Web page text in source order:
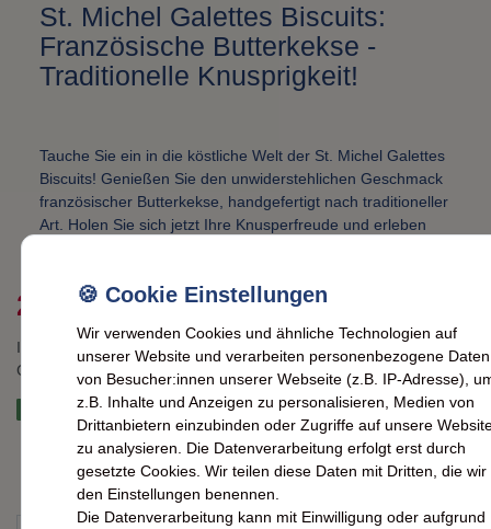
St. Michel Galettes Biscuits:
Französische Butterkekse -
Traditionelle Knusprigkeit!
Tauche Sie ein in die köstliche Welt der St. Michel Galettes
Biscuits! Genießen Sie den unwiderstehlichen Geschmack
französischer Butterkekse, handgefertigt nach traditioneller
Art. Holen Sie sich jetzt Ihre Knusperfreude und erleben
2,99 EUR*
Inhalt
Grundpreis
23,00 € / kg
Artikel momentan vergriffen; wir bemühen uns um
7004234
Wir verwenden Cookies und ähnliche Technologien auf
unserer Website und verarbeiten personenbezogene Daten
von Besucher:innen unserer Webseite (z.B. IP-Adresse),
z.B. Inhalte und Anzeigen zu personalisieren, Medien von
Drittanbietern einzubinden oder Zugriffe auf unsere
zu analysieren. Die Datenverarbeitung erfolgt erst durch
gesetzte Cookies. Wir teilen diese Daten mit Dritten, die wir
den Einstellungen benennen.
Die Datenverarbeitung kann mit Einwilligung oder aufgrund